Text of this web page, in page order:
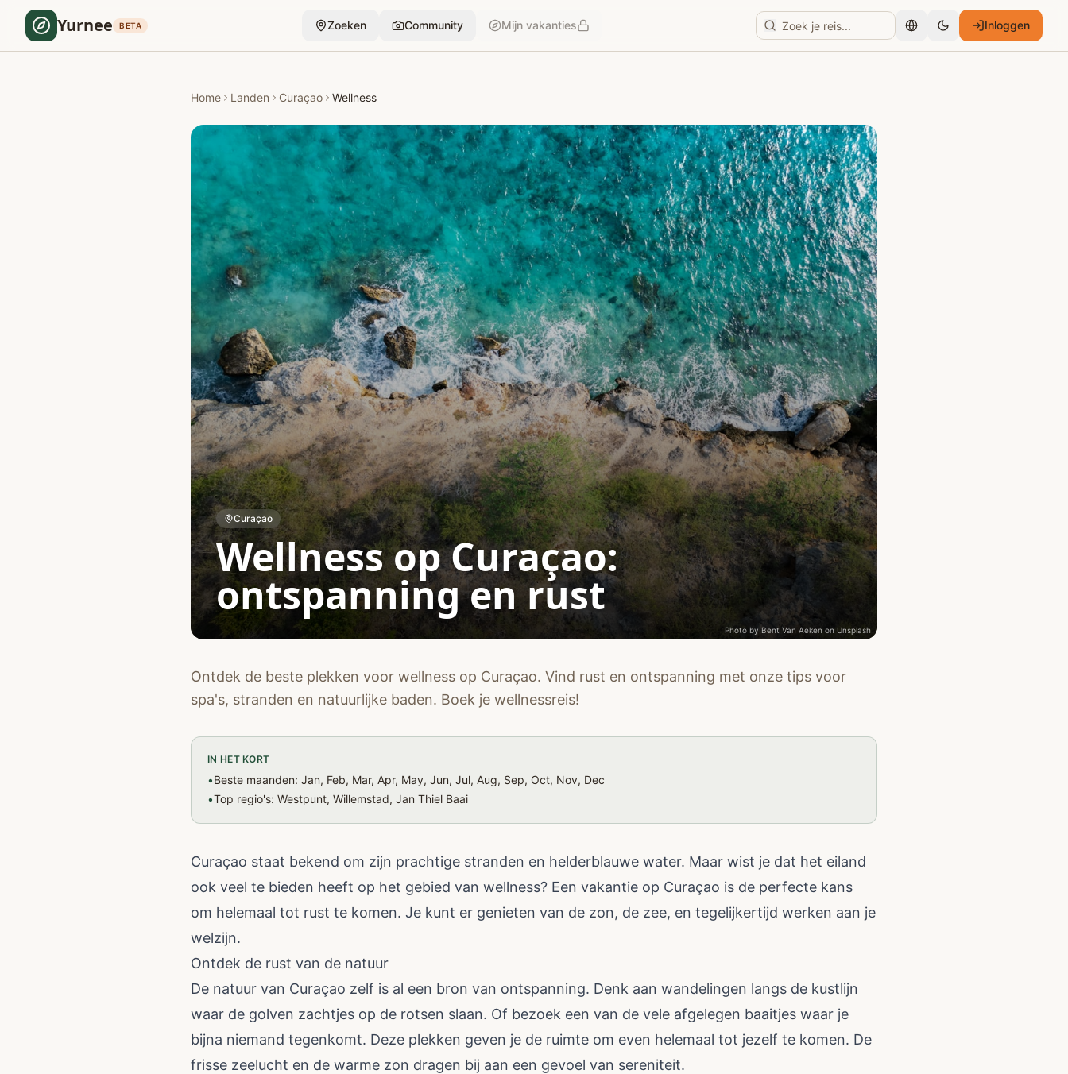
Yurnee BETA Zoeken Community Mijn vakanties Nederlands Inloggen
Home Landen Curaçao Wellness
Curaçao
Wellness op Curaçao:
ontspanning en rust
Photo by Bent Van Aeken on Unsplash
Ontdek de beste plekken voor wellness op Curaçao. Vind rust en ontspanning met onze tips voor
spa's, stranden en natuurlijke baden. Boek je wellnessreis!
IN HET KORT
•Beste maanden: Jan, Feb, Mar, Apr, May, Jun, Jul, Aug, Sep, Oct, Nov, Dec
•Top regio's: Westpunt, Willemstad, Jan Thiel Baai
Curaçao staat bekend om zijn prachtige stranden en helderblauwe water. Maar wist je dat het eiland
ook veel te bieden heeft op het gebied van wellness? Een vakantie op Curaçao is de perfecte kans
om helemaal tot rust te komen. Je kunt er genieten van de zon, de zee, en tegelijkertijd werken aan je
welzijn.
Ontdek de rust van de natuur
De natuur van Curaçao zelf is al een bron van ontspanning. Denk aan wandelingen langs de kustlijn
waar de golven zachtjes op de rotsen slaan. Of bezoek een van de vele afgelegen baaitjes waar je
bijna niemand tegenkomt. Deze plekken geven je de ruimte om even helemaal tot jezelf te komen. De
frisse zeelucht en de warme zon dragen bij aan een gevoel van sereniteit.